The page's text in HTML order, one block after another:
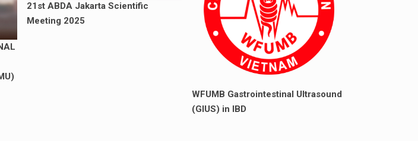
21st ABDA Jakarta Scientific
Meeting 2025
WFUMB Gastrointestinal Ultrasound
(GIUS) in IBD